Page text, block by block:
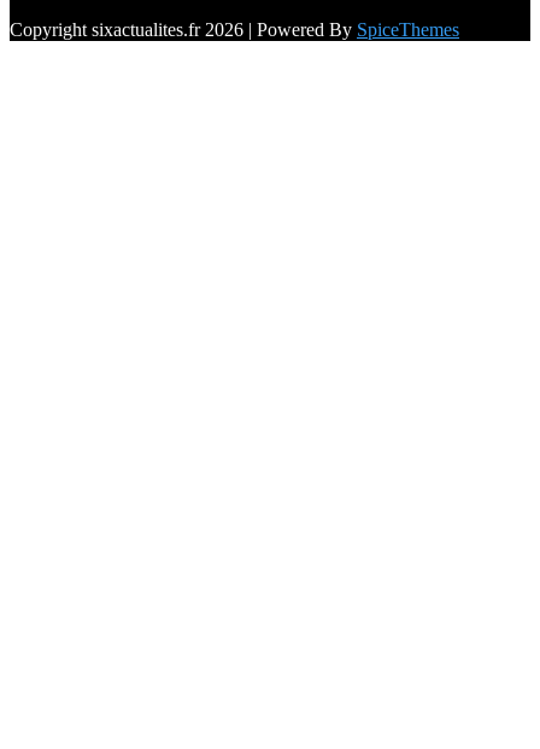
Copyright sixactualites.fr 2026 | Powered By SpiceThemes